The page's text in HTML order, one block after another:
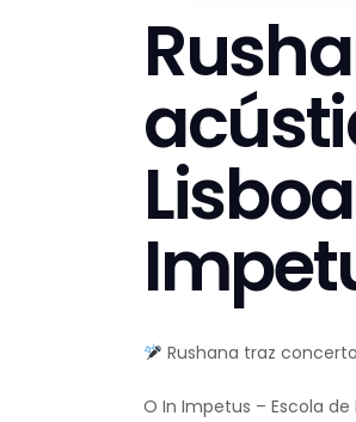
Rushana traz
O In Impetus – Escola